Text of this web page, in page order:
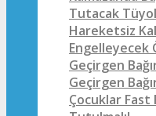
Tutacak
Hareketsiz
Engelleyecek
Geçirgen
Geçirgen
Çocuklar Fast